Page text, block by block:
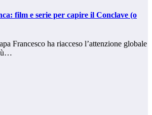
film e serie per capire il Conclave (o
Francesco ha riacceso l’attenzione globale